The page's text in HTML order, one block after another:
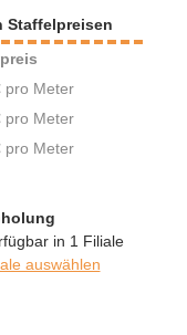
in 1 Filiale
auswählen
Staffelpreisen
pro Meter
pro Meter
pro Meter